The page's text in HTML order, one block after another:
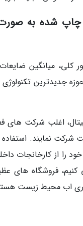
شده به صورت
اغلب شرکت های
را از کارخانجات
کنیم، فروشگاه های
اب محیط زیست